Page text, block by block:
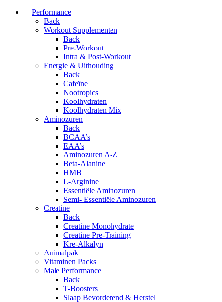
Performance
Back
Workout Supplementen
Back
Pre-Workout
Intra & Post-Workout
Energie & Uithouding
Back
Cafeïne
Nootropics
Koolhydraten
Koolhydraten Mix
Aminozuren
Back
BCAA’s
EAA’s
Aminozuren A-Z
Beta-Alanine
HMB
L-Arginine
Essentiële Aminozuren
Semi- Essentiële Aminozuren
Creatine
Back
Creatine Monohydrate
Creatine Pre-Training
Kre-Alkalyn
Animalpak
Vitaminen Packs
Male Performance
Back
T-Boosters
Slaap Bevorderend & Herstel